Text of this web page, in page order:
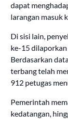
dapat
larangan masuk
Di sisi lain,
ke-15
Berdasarkan
terbang telah
912 petugas
Pemerintah
kedatangan,